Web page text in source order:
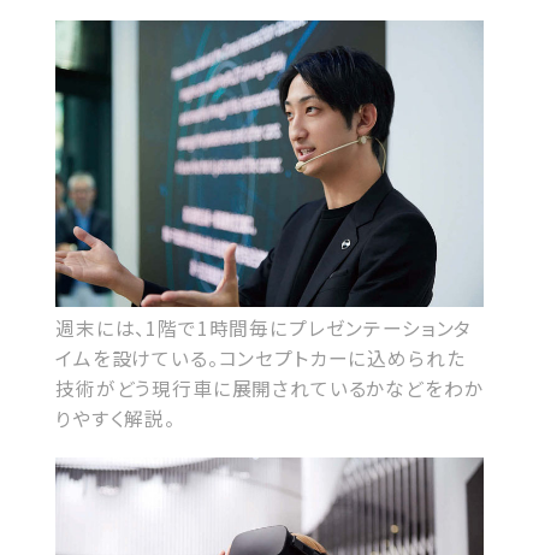
週末には、1階で1時間毎にプレゼンテーションタ
イムを設けている。コンセプトカーに込められた
技術がどう現行車に展開されているかなどをわか
りやすく解説。